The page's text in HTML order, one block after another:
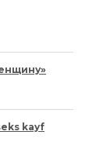
kayf